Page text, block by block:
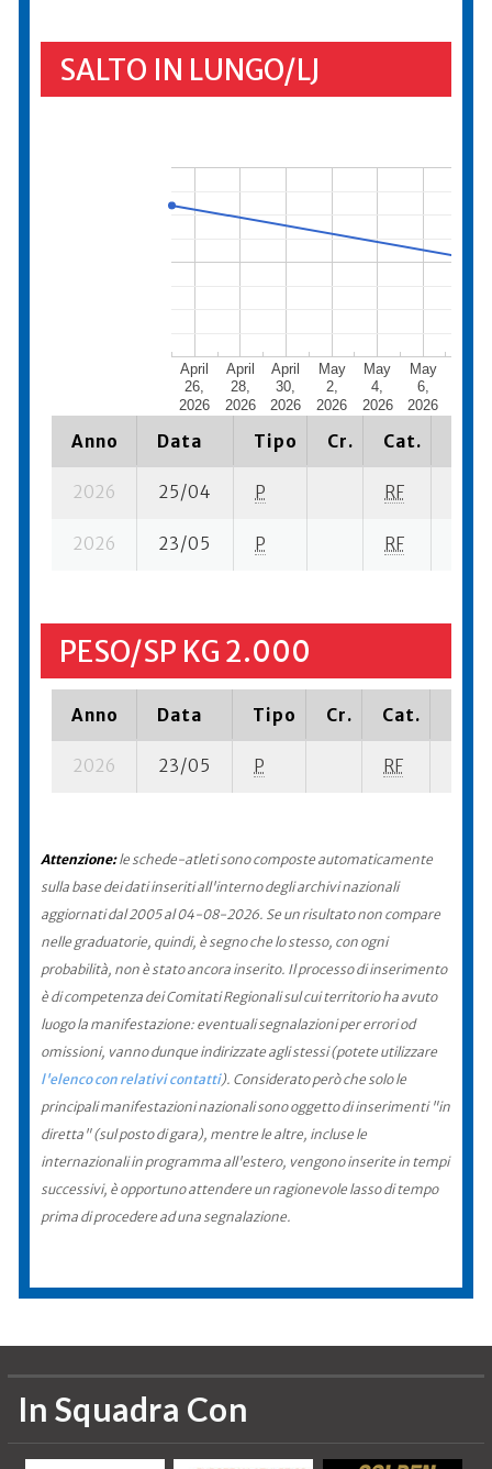
SALTO IN LUNGO/LJ
April
26,
2026
April
28,
2026
April
30,
2026
May
2,
2026
May
4,
2026
May
6,
2026
Anno Data Tipo Cr. Cat.
2026 25/04 P RF
2026 23/05 P RF
PESO/SP KG 2.000
Anno Data Tipo Cr. Cat.
2026 23/05 P RF
Attenzione:le schede-atleti sono composte automaticamente
sulla base dei dati inseriti all'interno degli archivi nazionali
aggiornati dal 2005 al 04-08-2026. Se un risultato non compare
nelle graduatorie, quindi, è segno che lo stesso, con ogni
probabilità, non è stato ancora inserito. Il processo di inserimento
è di competenza dei Comitati Regionali sul cui territorio ha avuto
luogo la manifestazione: eventuali segnalazioni per errori od
omissioni, vanno dunque indirizzate agli stessi (potete utilizzare
l'elenco con relativi contatti). Considerato però che solo le
principali manifestazioni nazionali sono oggetto di inserimenti "in
diretta" (sul posto di gara), mentre le altre, incluse le
internazionali in programma all'estero, vengono inserite in tempi
successivi, è opportuno attendere un ragionevole lasso di tempo
prima di procedere ad una segnalazione.
In Squadra Con